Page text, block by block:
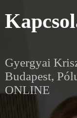
Gyergyai
Budapest,
ONLINE